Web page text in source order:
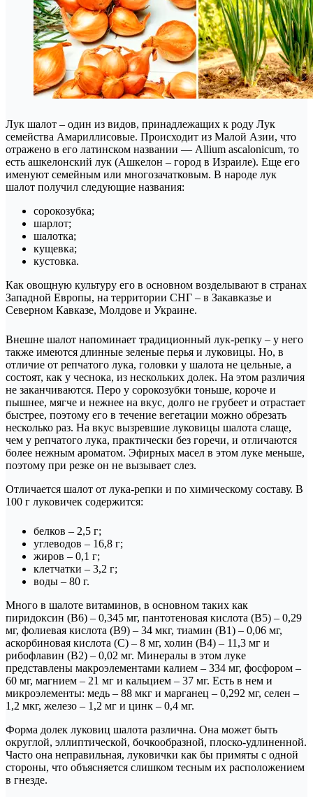
Лук шалот – один из видов, принадлежащих к роду Лук
семейства Амариллисовые. Происходит из Малой Азии, что
отражено в его латинском названии — Allium ascalonicum, то
есть ашкелонский лук (Ашкелон – город в Израиле). Еще его
именуют семейным или многозачатковым. В народе лук
шалот получил следующие названия:
сорокозубка;
шарлот;
шалотка;
кущевка;
кустовка.
Как овощную культуру его в основном возделывают в странах
Западной Европы, на территории СНГ – в Закавказье и
Северном Кавказе, Молдове и Украине.
Внешне шалот напоминает традиционный лук-репку – у него
также имеются длинные зеленые перья и луковицы. Но, в
отличие от репчатого лука, головки у шалота не цельные, а
состоят, как у чеснока, из нескольких долек. На этом различия
не заканчиваются. Перо у сорокозубки тоньше, короче и
пышнее, мягче и нежнее на вкус, долго не грубеет и отрастает
быстрее, поэтому его в течение вегетации можно обрезать
несколько раз. На вкус вызревшие луковицы шалота слаще,
чем у репчатого лука, практически без горечи, и отличаются
более нежным ароматом. Эфирных масел в этом луке меньше,
поэтому при резке он не вызывает слез.
Отличается шалот от лука-репки и по химическому составу. В
100 г луковичек содержится:
белков – 2,5 г;
углеводов – 16,8 г;
жиров – 0,1 г;
клетчатки – 3,2 г;
воды – 80 г.
Много в шалоте витаминов, в основном таких как
пиридоксин (В6) – 0,345 мг, пантотеновая кислота (В5) – 0,29
мг, фолиевая кислота (В9) – 34 мкг, тиамин (В1) – 0,06 мг,
аскорбиновая кислота (С) – 8 мг, холин (В4) – 11,3 мг и
рибофлавин (В2) – 0,02 мг. Минералы в этом луке
представлены макроэлементами калием – 334 мг, фосфором –
60 мг, магнием – 21 мг и кальцием – 37 мг. Есть в нем и
микроэлементы: медь – 88 мкг и марганец – 0,292 мг, селен –
1,2 мкг, железо – 1,2 мг и цинк – 0,4 мг.
Форма долек луковиц шалота различна. Она может быть
округлой, эллиптической, бочкообразной, плоско-удлиненной.
Часто она неправильная, луковички как бы примяты с одной
стороны, что объясняется слишком тесным их расположением
в гнезде.